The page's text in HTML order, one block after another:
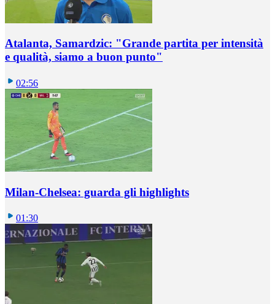
Atalanta, Samardzic: "Grande partita per intensità
e qualità, siamo a buon punto"
02:56
Milan-Chelsea: guarda gli highlights
01:30